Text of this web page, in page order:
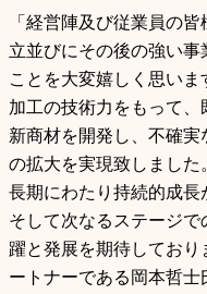
「経営陣及び従業員の
立並びにその後の強い
ことを大変嬉しく思い
加工の技術力をもって
新商材を開発し、不確
の拡大を実現致しました
長期にわたり持続的成長
そして次なるステージ
躍と発展を期待してお
ートナーである岡本哲士